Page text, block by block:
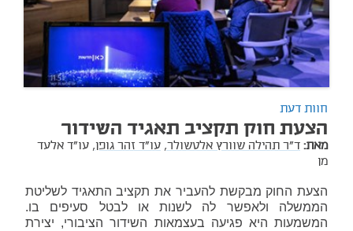
חוות דעת
הצעת חוק תקציב תאגיד השידור
מאת: ד"ר תהילה שוורץ אלטשולר, עו"ד זהר גופן, עו"ד אלעד
מן
הצעת החוק מבקשת להעביר את תקציב התאגיד לשליטת
הממשלה ולאפשר לה לשנות או לבטל סעיפים בו.
המשמעות היא פגיעה בעצמאות השידור הציבורי, יצירת